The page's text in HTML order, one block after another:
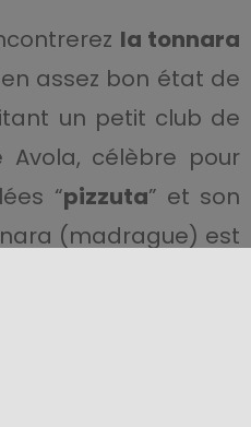
la tonnara
en assez bon état de
un petit club de
Avola, célèbre pour
“pizzuta” et son
(madrague) est